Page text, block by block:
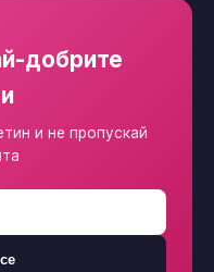
добрите
и не пропускай